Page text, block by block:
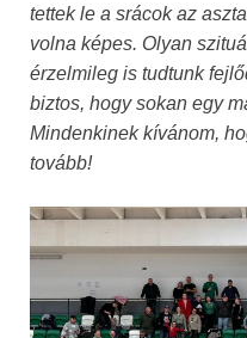
tettek le a srácok az
volna képes. Olyan
érzelmileg is tudtunk
biztos, hogy sokan egy
Mindenkinek kívánom,
tovább!